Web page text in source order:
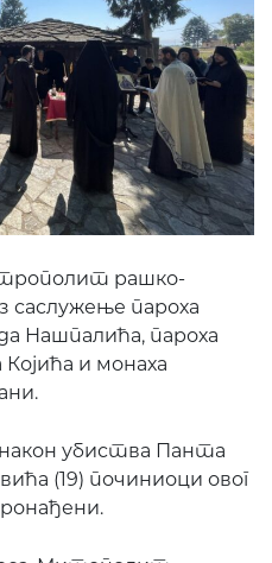
рашко-
саслужење пароха
Нашпалића, пароха
Којића и монаха
убиства Панта
(19) починиоци овог